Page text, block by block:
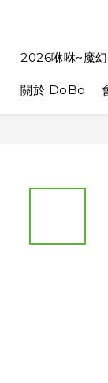
2026咻咻~魔
關於 DoBo